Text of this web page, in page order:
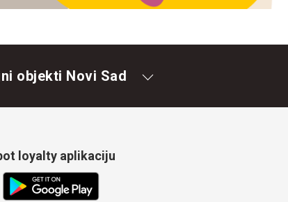
objekti Novi Sad
loyalty aplikaciju